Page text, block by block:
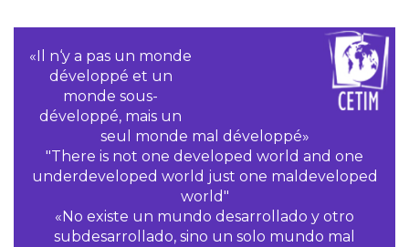
«Il n‘y a pas un monde
développé et un
monde sous-
développé, mais un
seul monde mal développé»
"There is not one developed world and one
underdeveloped world just one maldeveloped
world"
«No existe un mundo desarrollado y otro
subdesarrollado, sino un solo mundo mal